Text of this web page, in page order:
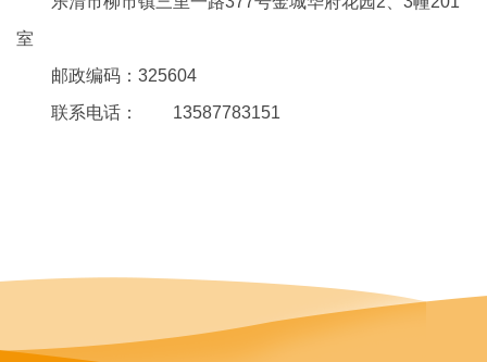
室
邮政编码：325604
联系电话：
13587783151